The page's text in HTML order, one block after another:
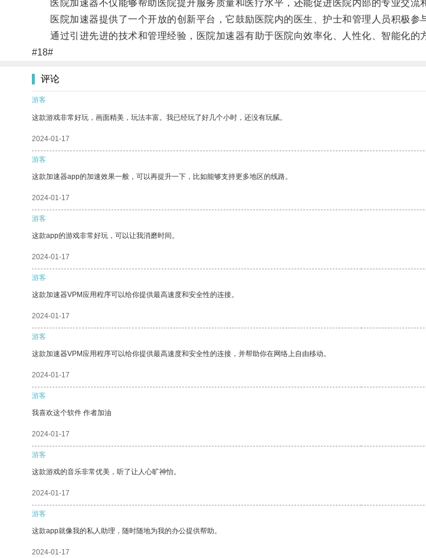
医院加速器不仅能够帮助医院提升服务质量和医疗水平，还能促进医院内部的专业交流
医院加速器提供了一个开放的创新平台，它鼓励医院内的医生、护士和管理人员积极参
通过引进先进的技术和管理经验，医院加速器有助于医院向效率化、人性化、智能化的
#18#
评论
游客
这款游戏非常好玩，画面精美，玩法丰富。我已经玩了好几个小时，还没有玩腻。
2024-01-17
游客
这款加速器app的加速效果一般，可以再提升一下，比如能够支持更多地区的线路。
2024-01-17
游客
这款app的游戏非常好玩，可以让我消磨时间。
2024-01-17
游客
这款加速器VPM应用程序可以给你提供最高速度和安全性的连接。
2024-01-17
游客
这款加速器VPM应用程序可以给你提供最高速度和安全性的连接，并帮助你在网络上自由移动。
2024-01-17
游客
我喜欢这个软件 作者加油
2024-01-17
游客
这款游戏的音乐非常优美，听了让人心旷神怡。
2024-01-17
游客
这款app就像我的私人助理，随时随地为我的办公提供帮助。
2024-01-17